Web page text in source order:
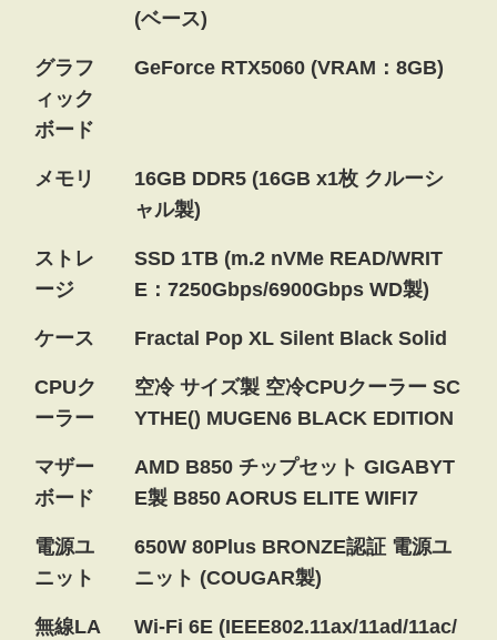
(ベース)
グラフ
ィック
ボード
GeForce RTX5060 (VRAM：8GB)
メモリ
16GB DDR5 (16GB x1枚 クルーシ
ャル製)
ストレ
ージ
SSD 1TB (m.2 nVMe READ/WRIT
E：7250Gbps/6900Gbps WD製)
ケース Fractal Pop XL Silent Black Solid
CPUク
ーラー
空冷 サイズ製 空冷CPUクーラー SC
YTHE() MUGEN6 BLACK EDITION
マザー
ボード
AMD B850 チップセット GIGABYT
E製 B850 AORUS ELITE WIFI7
電源ユ
ニット
650W 80Plus BRONZE認証 電源ユ
ニット (COUGAR製)
無線LA
Wi-Fi 6E (IEEE802.11ax/11ad/11ac/